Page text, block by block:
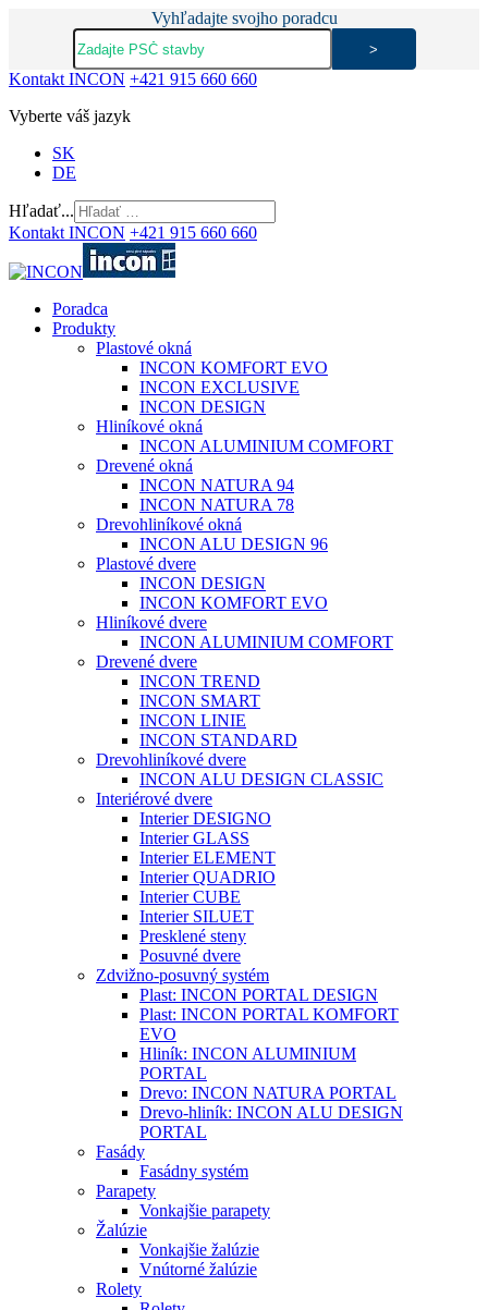
Vyhľadajte svojho poradcu
Kontakt INCON +421 915 660 660
Vyberte váš jazyk
SK
DE
Hľadať...
Kontakt INCON +421 915 660 660
Poradca
Produkty
Plastové okná
INCON KOMFORT EVO
INCON EXCLUSIVE
INCON DESIGN
Hliníkové okná
INCON ALUMINIUM COMFORT
Drevené okná
INCON NATURA 94
INCON NATURA 78
Drevohliníkové okná
INCON ALU DESIGN 96
Plastové dvere
INCON DESIGN
INCON KOMFORT EVO
Hliníkové dvere
INCON ALUMINIUM COMFORT
Drevené dvere
INCON TREND
INCON SMART
INCON LINIE
INCON STANDARD
Drevohliníkové dvere
INCON ALU DESIGN CLASSIC
Interiérové dvere
Interier DESIGNO
Interier GLASS
Interier ELEMENT
Interier QUADRIO
Interier CUBE
Interier SILUET
Presklené steny
Posuvné dvere
Zdvižno-posuvný systém
Plast: INCON PORTAL DESIGN
Plast: INCON PORTAL KOMFORT
EVO
Hliník: INCON ALUMINIUM
PORTAL
Drevo: INCON NATURA PORTAL
Drevo-hliník: INCON ALU DESIGN
PORTAL
Fasády
Fasádny systém
Parapety
Vonkajšie parapety
Žalúzie
Vonkajšie žalúzie
Vnútorné žalúzie
Rolety